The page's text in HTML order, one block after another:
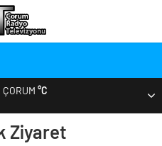
Desteği
ve Beşiktaş Maçı Tarihleri Belli
ÇORUM°C
Ziyaret